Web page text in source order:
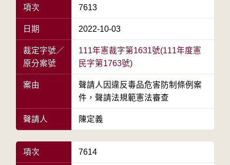
項次 7613
日期 2022-10-03
裁定字號／
原分案號
111年憲裁字第1631號(111年度憲
民字第1763號)
案由
聲請人因違反毒品危害防制條例案
件，聲請法規範憲法審查
聲請人 陳定義
項次 7614